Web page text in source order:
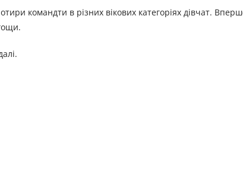
командти в різних вікових категоріях дівчат.